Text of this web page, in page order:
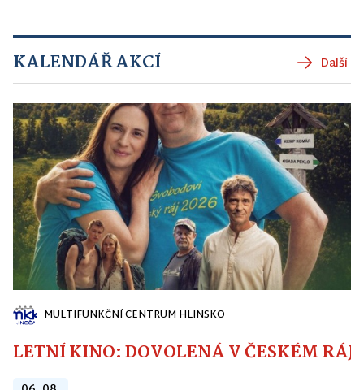
KALENDÁŘ AKCÍ Další
MULTIFUNKČNÍ CENTRUM HLINSKO
LETNÍ KINO: DOVOLENÁ V ČESKÉM RÁJI